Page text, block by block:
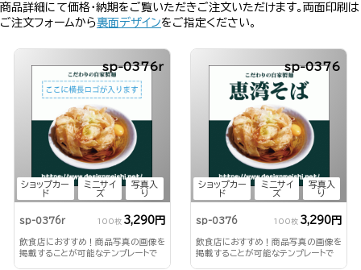
商品詳細にて価格・納期をご覧いただきご注文いただけます。両面印刷は
ご注文フォームから裏面デザインをご指定ください。
ショップカー
ド
ミニサイ
ズ
写真入
り
sp-0376r
sp-0376r 100枚 3,290円
飲食店におすすめ！商品写真の画像を
掲載することが可能なテンプレートで
ショップカー
ド
ミニサイ
ズ
写真入
り
sp-0376
sp-0376 100枚 3,290円
飲食店におすすめ！商品写真の画像を
掲載することが可能なテンプレートで